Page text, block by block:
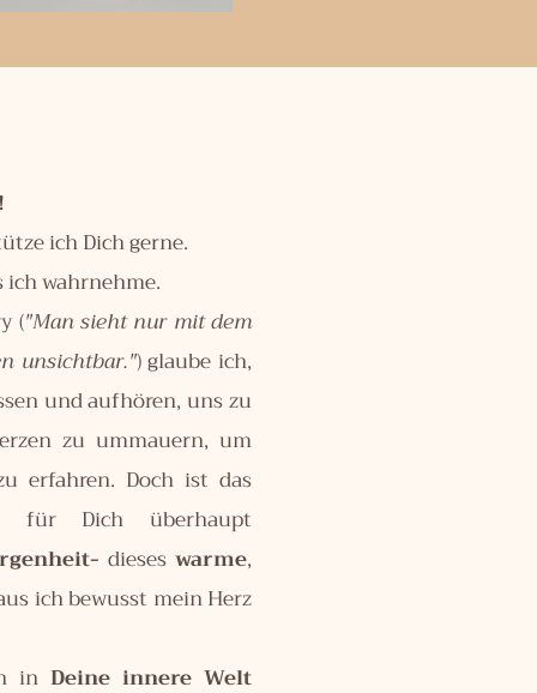
ich Dich gerne.
ich wahrnehme.
("Man sieht nur mit dem
unsichtbar.") glaube ich,
und aufhören, uns zu
zu ummauern, um
erfahren. Doch ist das
für Dich überhaupt
dieses warme,
ich bewusst mein Herz
in Deine innere Welt